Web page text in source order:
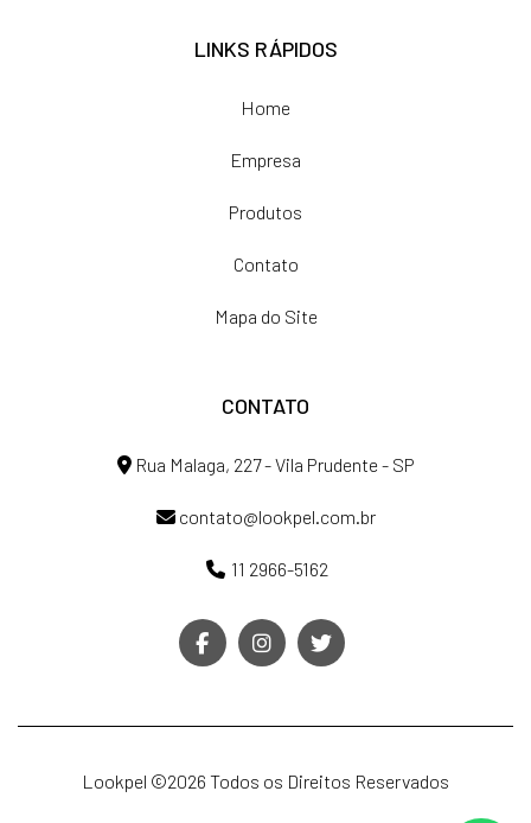
LINKS RÁPIDOS
Home
Empresa
Produtos
Contato
Mapa do Site
CONTATO
Rua Malaga, 227 - Vila Prudente - SP
contato@lookpel.com.br
11 2966-5162
Lookpel ©2026 Todos os Direitos Reservados